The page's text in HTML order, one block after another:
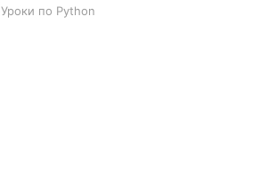
Уроки по Python